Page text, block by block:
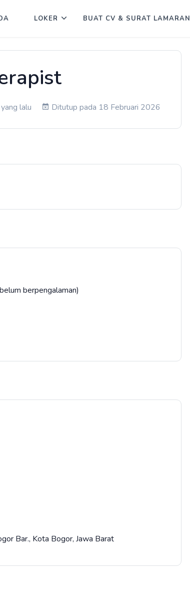
LOKER BUAT CV & SURAT LAMARAN
lalu Ditutup pada 18 Februari 2026
berpengalaman)
Bar., Kota Bogor, Jawa Barat